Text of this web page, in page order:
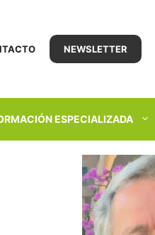
NEWSLETTER
ESPECIALIZADA